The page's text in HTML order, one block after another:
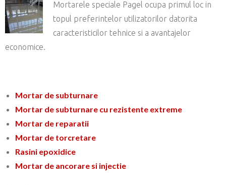
Mortarele speciale Pagel ocupa primul loc in
topul preferintelor utilizatorilor datorita
caracteristicilor tehnice si a avantajelor
economice.
Mortar de subturnare
Mortar de subturnare cu rezistente extreme
Mortar de reparatii
Mortar de torcretare
Rasini epoxidice
Mortar de ancorare si injectie